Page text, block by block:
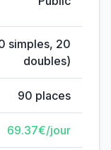
simples, 20
doubles)
90 places
69.37€/jour